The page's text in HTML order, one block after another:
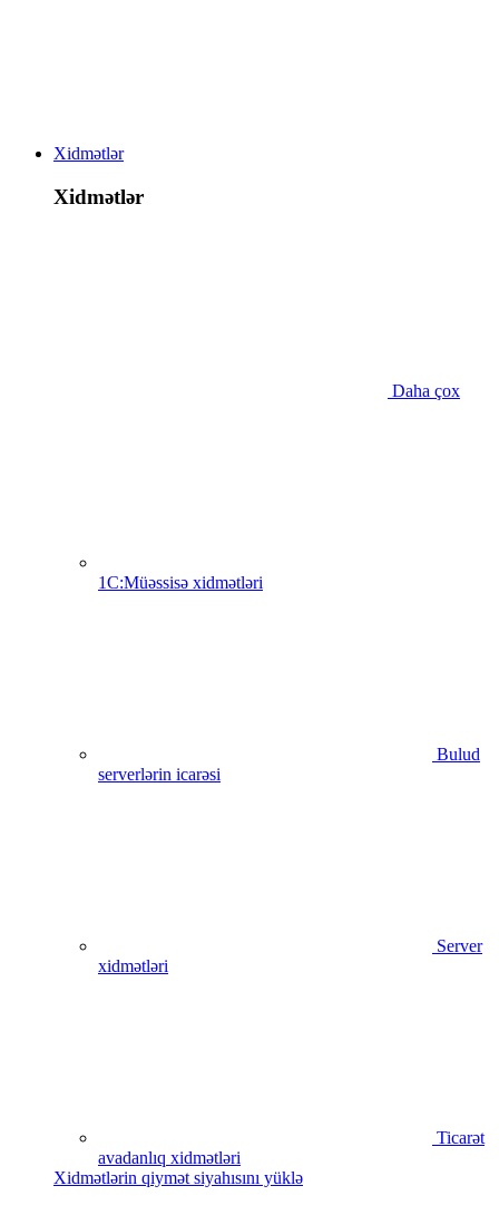
Xidmətlər
Xidmətlər
Daha çox
1C:Müəssisə xidmətləri
Bulud
serverlərin icarəsi
Server
xidmətləri
Ticarət
avadanlıq xidmətləri
Xidmətlərin qiymət siyahısını yüklə